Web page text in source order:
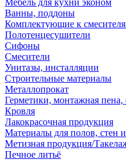
Мебель для кухни эконом
Ванны, поддоны
Комплектующие к
Полотенцесушители
Сифоны
Смесители
Унитазы, инсталляции
Строительные материалы
Металлопрокат
Герметики, монтажная
Кровля
Лакокрасочная продукция
Материалы для полов, стен
Метизная продукция/
Печное литьё